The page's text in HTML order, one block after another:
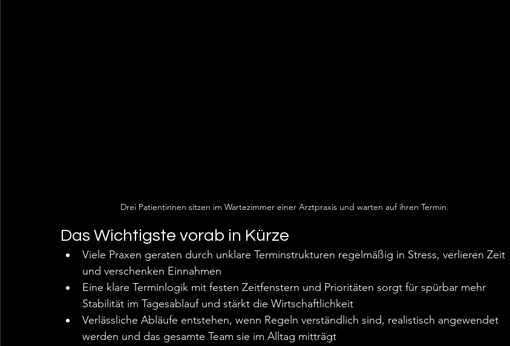
Drei Patientinnen sitzen im Wartezimmer einer Arztpraxis und warten auf ihren Termin.
Das Wichtigste vorab in Kürze
Viele Praxen geraten durch unklare Terminstrukturen regelmäßig in Stress, verlieren Zeit
und verschenken Einnahmen
Eine klare Terminlogik mit festen Zeitfenstern und Prioritäten sorgt für spürbar mehr
Stabilität im Tagesablauf und stärkt die Wirtschaftlichkeit
Verlässliche Abläufe entstehen, wenn Regeln verständlich sind, realistisch angewendet
werden und das gesamte Team sie im Alltag mitträgt